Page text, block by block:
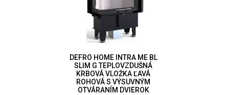
DEFRO HOME INTRA ME BL
SLIM G TEPLOVZDUŠNÁ
KRBOVÁ VLOŽKA ĽAVÁ
ROHOVÁ S VÝSUVNÝM
OTVÁRANÍM DVIEROK